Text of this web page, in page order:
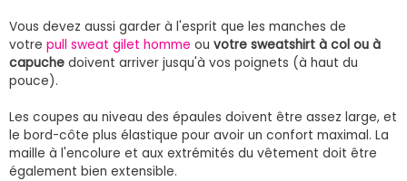
Vous devez aussi garder à l'esprit que les manches de
votre pull sweat gilet homme ou votre sweatshirt à col ou à
capuche doivent arriver jusqu'à vos poignets (à haut du
pouce).
Les coupes au niveau des épaules doivent être assez large, et
le bord-côte plus élastique pour avoir un confort maximal. La
maille à l'encolure et aux extrémités du vêtement doit être
également bien extensible.